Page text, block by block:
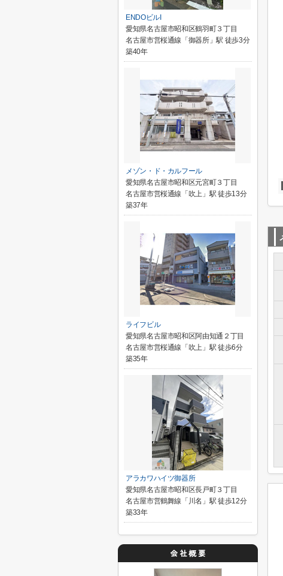
ENDOビルI
愛知県名古屋市昭和区鶴羽町３丁目
名古屋市営桜通線「御器所」駅 徒歩3分
築40年
メゾン・ド・カルフール
愛知県名古屋市昭和区元宮町３丁目
名古屋市営桜通線「吹上」駅 徒歩13分
築37年
ライフビル
愛知県名古屋市昭和区阿由知通２丁目
名古屋市営桜通線「吹上」駅 徒歩6分
築35年
アラカワハイツ御器所
愛知県名古屋市昭和区長戸町３丁目
名古屋市営鶴舞線「川名」駅 徒歩12分
築33年